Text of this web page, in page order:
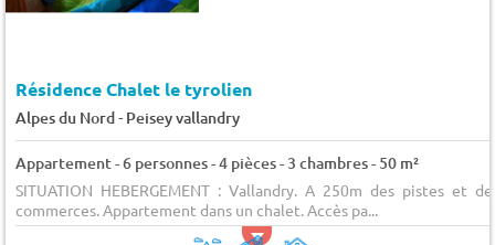
Résidence Chalet le tyrolien
Alpes du Nord- Peisey vallandry
Appartement - 6 personnes - 4 pièces - 3 chambres - 50 m²
SITUATION HEBERGEMENT : Vallandry. A 250m des pistes et
commerces. Appartement dans un chalet. Accès pa...